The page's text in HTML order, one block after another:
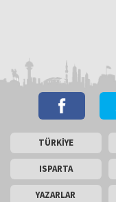
TÜRKİYE
ISPARTA
YAZARLAR